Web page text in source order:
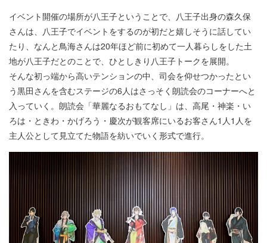
イベント開催の場所が八王子ということで、八王子出身の森久保
さんは、八王子でイベントをするのが初だと嬉しそうに話してい
たり、なんと鳥海さんは20年ほど前に初めて一人暮らしをした土
地が八王子だとのことで、ひとしきり八王子トークを展開。
そんな初っ端から高いテンションの中、司会を仰せつかったとい
う黒田さんを含むステージの6人はさっそく朗読会のコーナーへと
入っていく。朗読会「華麗なるおもてなし」は、高尾・神楽・い
ろは・ときわ・かげろう・慶次が観客席にいるお客さん1人1人を
主人公として見立てた物語を紡いでいく形式で進行。